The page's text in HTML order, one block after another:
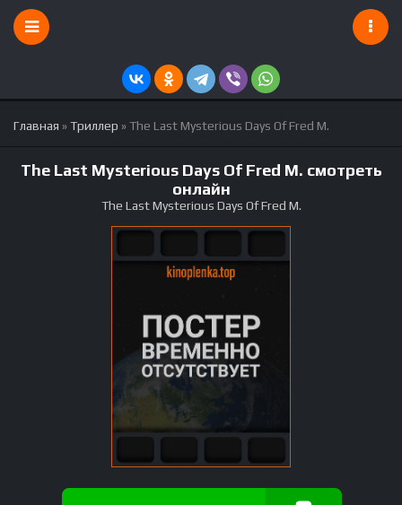
Главная »Триллер » The Last Mysterious Days Of Fred M.
The Last Mysterious Days Of Fred M. смотреть
онлайн
The Last Mysterious Days Of Fred M.